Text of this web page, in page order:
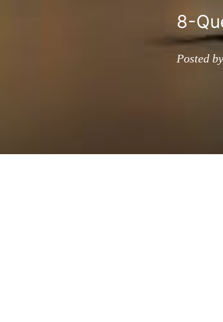
8-
Posted